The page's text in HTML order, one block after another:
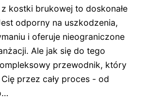
kostki brukowej to doskonałe
odporny na uszkodzenia,
i oferuje nieograniczone
Ale jak się do tego
przewodnik, który
przez cały proces - od